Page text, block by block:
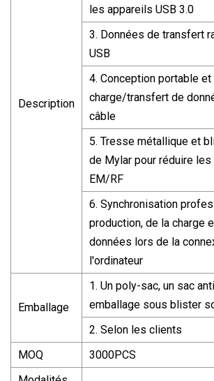
Description
les appareils USB 3.0
3. Données de transfert
USB
4. Conception portable
charge/transfert de
câble
5. Tresse métallique et
de Mylar pour réduire
EM/RF
6. Synchronisation
production, de la charge
données lors de la
l'ordinateur
Emballage
1. Un poly-sac, un sac
emballage sous blister
2. Selon les clients
MOQ
3000PCS